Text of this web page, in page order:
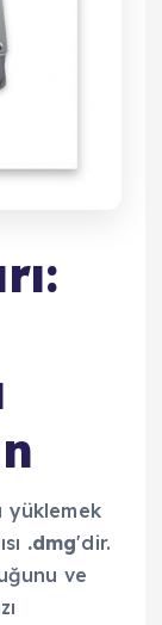
yüklemek
.dmg'dir.
ve